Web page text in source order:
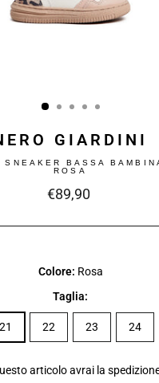
GIARDINI
SNEAKER BASSA
ROSA
Prezzo
€89,90
Colore: Rosa
Taglia:
21 22 23 24
articolo avrai la spedizione